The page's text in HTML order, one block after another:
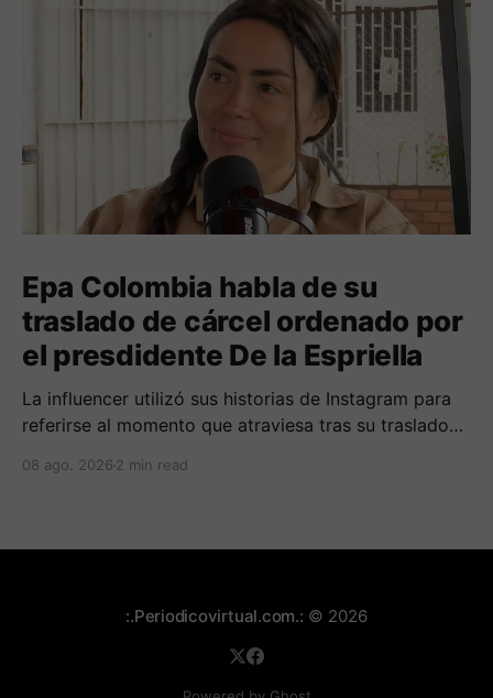
Epa Colombia habla de su
traslado de cárcel ordenado por
el presdidente De la Espriella
La influencer utilizó sus historias de Instagram para
referirse al momento que atraviesa tras su traslado
08 ago. 2026 2 min read
:.Periodicovirtual.com.: © 2026